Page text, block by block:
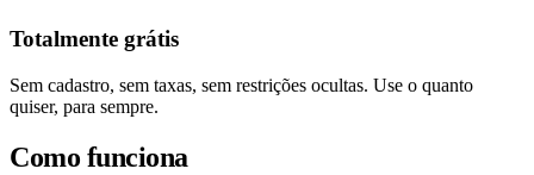
Totalmente grátis
Sem cadastro, sem taxas, sem restrições ocultas. Use o quanto
quiser, para sempre.
Como funciona